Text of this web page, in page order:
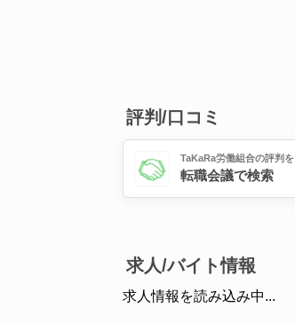
評判/口コミ
TaKaRa労働組合の評判を
転職会議で検索
求人/バイト情報
求人情報を読み込み中...